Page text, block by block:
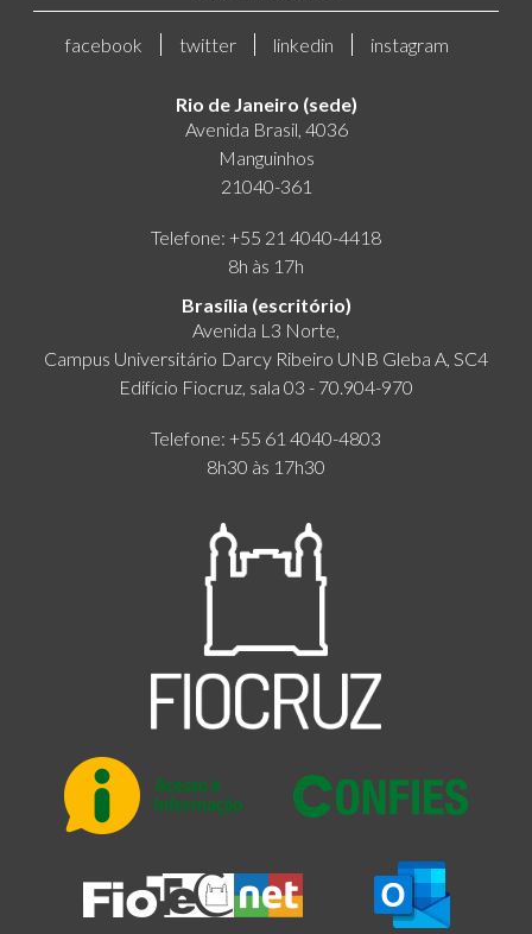
facebook twitter linkedin instagram
Rio de Janeiro (sede)
Avenida Brasil, 4036
Manguinhos
21040-361
Telefone: +55 21 4040-4418
8h às 17h
Brasília (escritório)
Avenida L3 Norte,
Campus Universitário Darcy Ribeiro UNB Gleba A, SC4
Edifício Fiocruz, sala 03 - 70.904-970
Telefone: +55 61 4040-4803
8h30 às 17h30